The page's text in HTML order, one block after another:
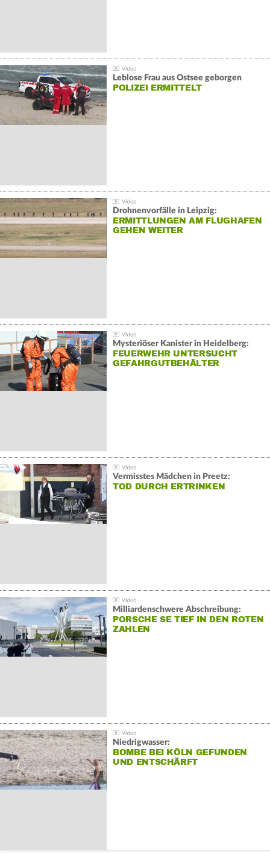
Leblose Frau aus Ostsee geborgen
POLIZEI ERMITTELT
Drohnenvorfälle in Leipzig:
ERMITTLUNGEN AM FLUGHAFEN
GEHEN WEITER
Mysteriöser Kanister in Heidelberg:
FEUERWEHR UNTERSUCHT
GEFAHRGUTBEHÄLTER
Vermisstes Mädchen in Preetz:
TOD DURCH ERTRINKEN
Milliardenschwere Abschreibung:
PORSCHE SE TIEF IN DEN ROTEN
ZAHLEN
Niedrigwasser:
BOMBE BEI KÖLN GEFUNDEN
UND ENTSCHÄRFT